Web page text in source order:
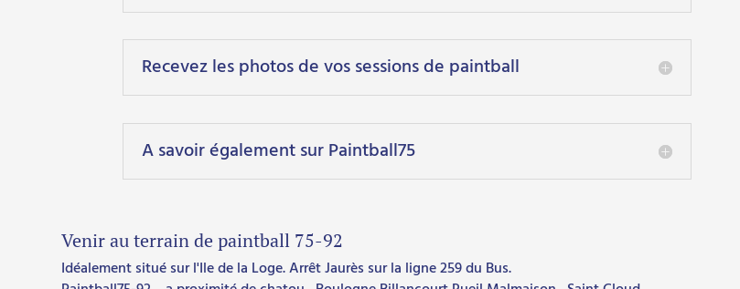
Recevez les photos de vos sessions de paintball
A savoir également sur Paintball75
Venir au terrain de paintball 75-92
Idéalement situé sur l'Ile de la Loge. Arrêt Jaurès sur la ligne 259 du Bus.